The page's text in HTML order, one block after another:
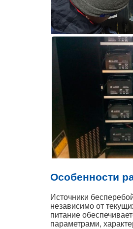
Особенности
Источники
независимо от
питание
параметрами,